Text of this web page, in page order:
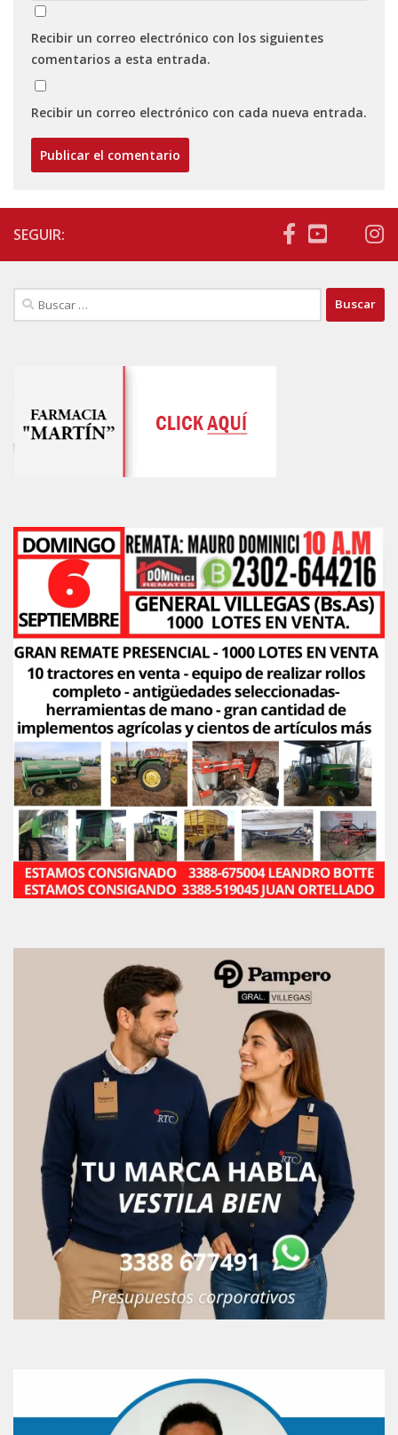
Recibir un correo electrónico con los siguientes
comentarios a esta entrada.
Recibir un correo electrónico con cada nueva entrada.
SEGUIR:
Buscar: